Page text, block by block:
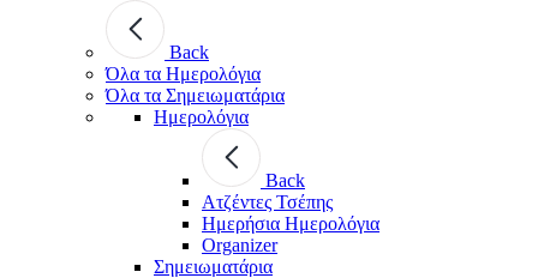
Back
Όλα τα Ημερολόγια
Όλα τα Σημειωματάρια
Ημερολόγια
Back
Ατζέντες Τσέπης
Ημερήσια Ημερολόγια
Organizer
Σημειωματάρια